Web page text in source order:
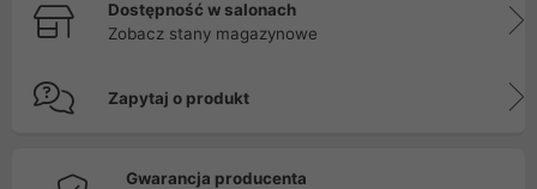
Dostępność w salonach
Zobacz stany magazynowe
Zapytaj o produkt
Gwarancja producenta